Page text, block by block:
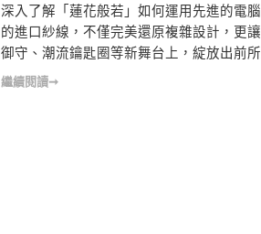
深入了解「蓮花般若」如何運用先進的電
的進口紗線，不僅完美還原複雜設計，更
御守、潮流鑰匙圈等新舞台上，綻放出前
繼續閱讀➞